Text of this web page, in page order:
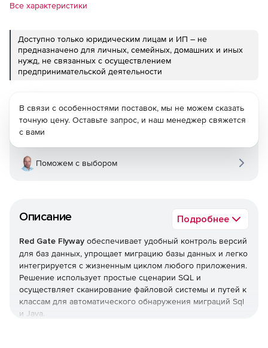
Все характеристики
Доступно только юридическим лицам и ИП – не
предназначено для личных, семейных, домашних и иных
нужд, не связанных с осуществлением
предпринимательской деятельности
Описание Подробнее
Red Gate Flyway обеспечивает удобный контроль версий
для баз данных, упрощает миграцию базы данных и легко
интегрируется с жизненным циклом любого приложения.
Решение использует простые сценарии SQL и
осуществляет сканирование файловой системы и путей к
классам для автоматического обнаружения миграций Sql
и Java.
В связи с особенностями поставок, мы не можем сказать
точную цену. Оставьте запрос, и наш менеджер свяжется
с вами
Поможем с выбором